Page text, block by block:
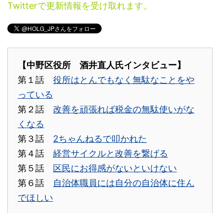
Twitterで更新情報を受け取れます。
【中野区役所 酒井直人氏インタビュー】
第１話 役所はとんでもなく無駄なことをや
っている
第２話 改善を頑張れば税金の無駄使いがな
くなる
第３話 2ちゃんねるで叩かれた
第４話 経営サイクルと改善を繋げる
第５話 区民にお得感がないといけない
第６話 自治体職員には自分の自治体に住ん
でほしい